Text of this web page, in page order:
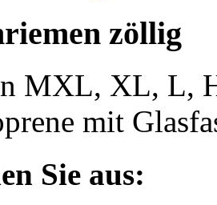
zöllig
MXL, XL, L,
mit
Sie aus: